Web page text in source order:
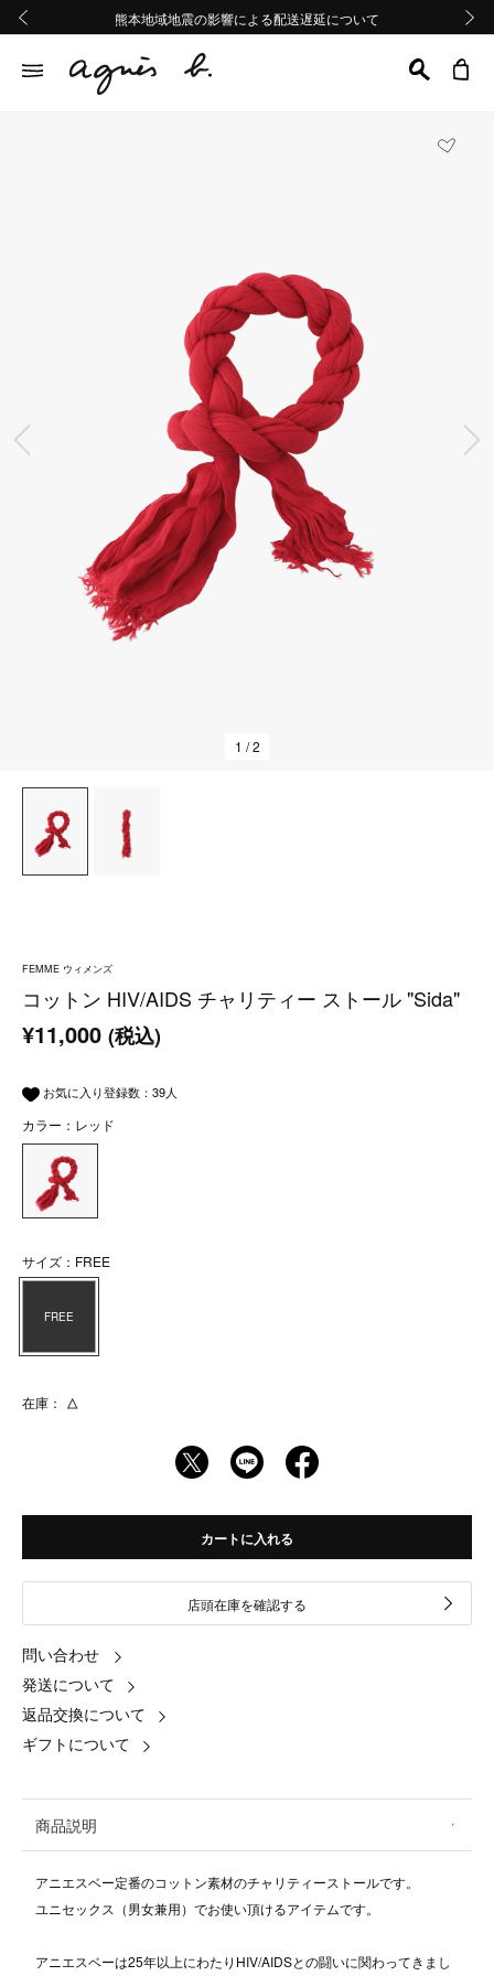
熊本地域地震の影響による配送遅延について
Summer Sale 2buy10%OFF!!
熊本地域地震の影響による配送遅延について
Summer Sale 2buy10%OFF!!
前の画像
1 / 2
FEMME ウィメンズ
コットン HIV/AIDS チャリティー ストール "Sida"
¥11,000 (税込)
お気に入り登録数： 39人
カラー：レッド
サイズ：FREE
FREE
在庫： △
カートに入れる
店頭在庫を確認する
問い合わせ
発送について
返品交換について
ギフトについて
商品説明
アニエスベー定番のコットン素材のチャリティーストールです。
ユニセックス（男女兼用）でお使い頂けるアイテムです。
アニエスベーは25年以上にわたりHIV/AIDSとの闘いに関わってきまし